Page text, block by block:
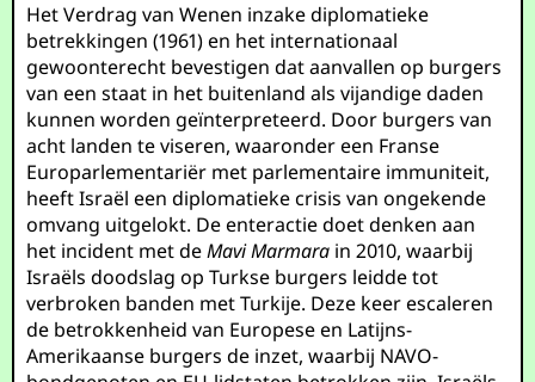
Het Verdrag van Wenen inzake diplomatieke
betrekkingen (1961) en het internationaal
gewoonterecht bevestigen dat aanvallen op burgers
van een staat in het buitenland als vijandige daden
kunnen worden geïnterpreteerd. Door burgers van
acht landen te viseren, waaronder een Franse
Europarlementariër met parlementaire immuniteit,
heeft Israël een diplomatieke crisis van ongekende
omvang uitgelokt. De enteractie doet denken aan
het incident met deMavi Marmara in 2010, waarbij
Israëls doodslag op Turkse burgers leidde tot
verbroken banden met Turkije. Deze keer escaleren
de betrokkenheid van Europese en Latijns-
Amerikaanse burgers de inzet, waarbij NAVO-